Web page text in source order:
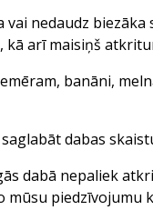
vai nedaudz
arī maisiņš
banāni,
dabas
dabā nepaliek